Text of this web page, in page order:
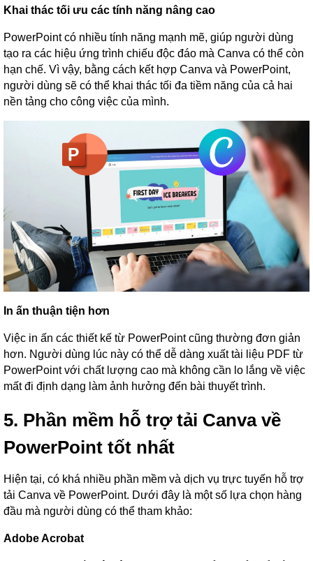
Khai thác tối ưu các tính năng nâng cao
PowerPoint có nhiều tính năng mạnh mẽ, giúp người dùng
tạo ra các hiệu ứng trình chiếu độc đáo mà Canva có thể còn
hạn chế. Vì vậy, bằng cách kết hợp Canva và PowerPoint,
người dùng sẽ có thể khai thác tối đa tiềm năng của cả hai
nền tảng cho công việc của mình.
In ấn thuận tiện hơn
Việc in ấn các thiết kế từ PowerPoint cũng thường đơn giản
hơn. Người dùng lúc này có thể dễ dàng xuất tài liệu PDF từ
PowerPoint với chất lượng cao mà không cần lo lắng về việc
mất đi định dạng làm ảnh hưởng đến bài thuyết trình.
5. Phần mềm hỗ trợ tải Canva về
PowerPoint tốt nhất
Hiện tại, có khá nhiều phần mềm và dịch vụ trực tuyến hỗ trợ
tải Canva về PowerPoint. Dưới đây là một số lựa chọn hàng
đầu mà người dùng có thể tham khảo:
Adobe Acrobat